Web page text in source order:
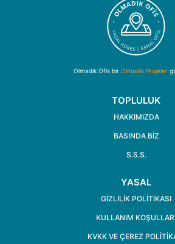
Olmadık Ofis bir Olmadık Projeler
TOPLULUK
HAKKIMIZDA
BASINDA BIZ
S.S.S.
YASAL
GIZLILIK POLITIKASI
KULLANIM
KVKK VE ÇEREZ